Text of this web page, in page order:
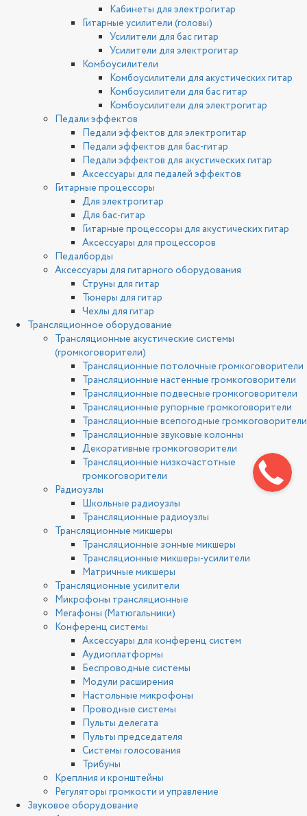
Кабинеты для электрогитар
Гитарные усилители (головы)
Усилители для бас гитар
Усилители для электрогитар
Комбоусилители
Комбоусилители для акустических гитар
Комбоусилители для бас гитар
Комбоусилители для электрогитар
Педали эффектов
Педали эффектов для электрогитар
Педали эффектов для бас-гитар
Педали эффектов для акустических гитар
Аксессуары для педалей эффектов
Гитарные процессоры
Для электрогитар
Для бас-гитар
Гитарные процессоры для акустических гитар
Аксессуары для процессоров
Педалборды
Аксессуары для гитарного оборудования
Струны для гитар
Тюнеры для гитар
Чехлы для гитар
Трансляционное оборудование
Трансляционные акустические системы
(громкоговорители)
Трансляционные потолочные громкоговорители
Трансляционные настенные громкоговорители
Трансляционные подвесные громкоговорители
Трансляционные рупорные громкоговорители
Трансляционные всепогодные громкоговорители
Трансляционные звуковые колонны
Декоративные громкоговорители
Трансляционные низкочастотные
громкоговорители
Радиоузлы
Школьные радиоузлы
Трансляционные радиоузлы
Трансляционные микшеры
Трансляционные зонные микшеры
Трансляционные микшеры-усилители
Матричные микшеры
Трансляционные усилители
Микрофоны трансляционные
Мегафоны (Матюгальники)
Конференц системы
Аксессуары для конференц систем
Аудиоплатформы
Беспроводные системы
Модули расширения
Настольные микрофоны
Проводные системы
Пульты делегата
Пульты председателя
Системы голосования
Трибуны
Креплния и кронштейны
Регуляторы громкости и управление
Звуковое оборудование